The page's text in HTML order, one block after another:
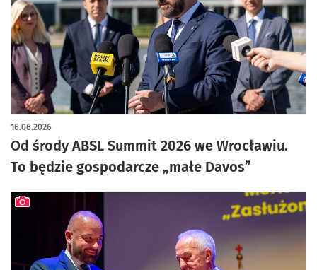
Od środy ABSL Summit 2026 we Wrocławiu.
To będzie gospodarcze „małe Davos”
16.06.2026
artykuł z galerią zdjęć